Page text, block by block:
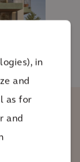
in
and
as for
and